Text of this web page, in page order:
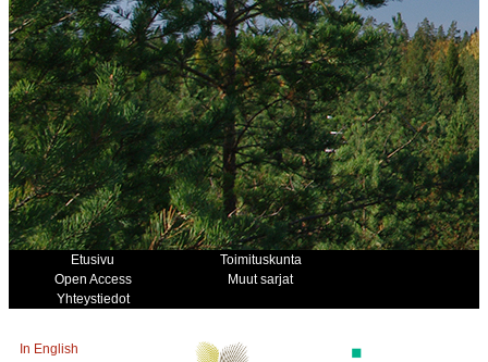
Etusivu
Toimituskunta
Open Access
Muut sarjat
Yhteystiedot
In English